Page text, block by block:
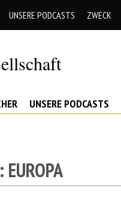
UNSERE PODCASTS ZWECK
UNSERE PODCASTS
EUROPA